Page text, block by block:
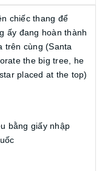
chiếc thang để
ấy đang hoàn thành
trên cùng (Santa
the big tree, he
placed at the top)
bằng giấy nhập